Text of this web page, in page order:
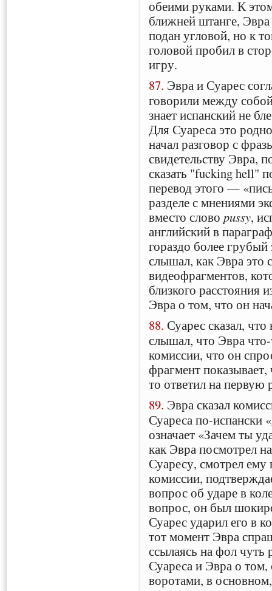
обеими руками. К
ближней штанге,
подан угловой, но к
головой пробил в
игру.
87. Эвра и Суарес
говорили между
знает испанский не
Для Суареса это
начал разговор с
свидетельству Эвра,
сказать "fucking hell"
перевод этого —
разделе с мнениями
вместо словоpussy,
английский в
гораздо более
слышал, как Эвра это
видеофрагментов,
близкого расстояния
Эвра о том, что он
88. Суарес сказал,
слышал, что Эвра
комиссии, что он
фрагмент
то ответил на первую
89. Эвра сказал
Суареса по-испански
означает «Зачем ты
как Эвра посмотрел
Суаресу, смотрел
комиссии,
вопрос об ударе в
вопрос, он был
Суарес ударил его в
тот момент Эвра
ссылаясь на фол чуть
Суареса и Эвра о
воротами, в